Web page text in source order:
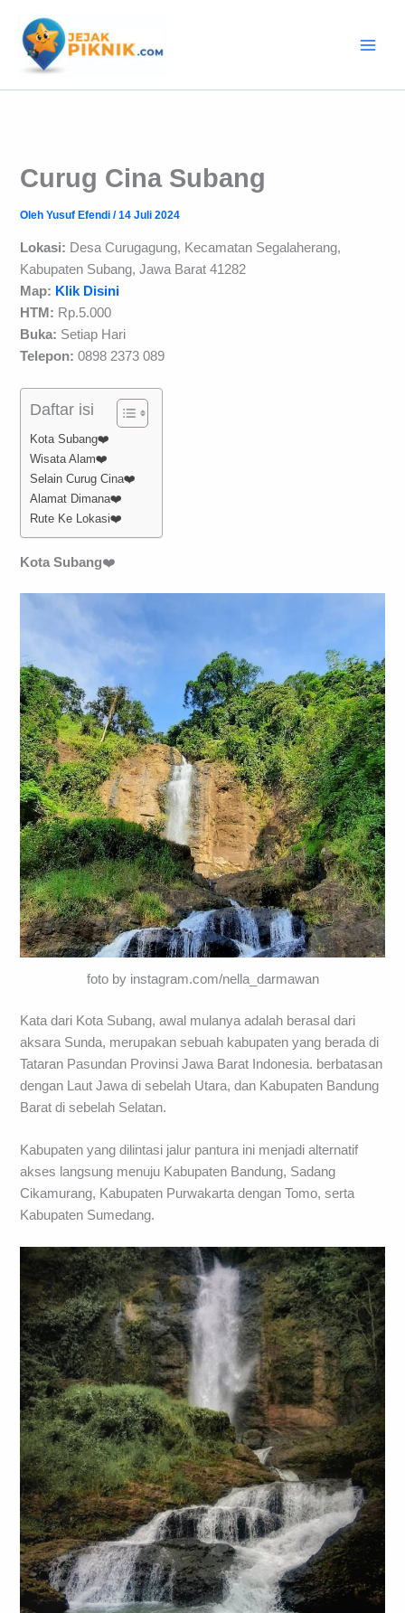
konten
Curug Cina Subang
OlehYusuf Efendi/14 Juli 2024
Lokasi: Desa Curugagung, Kecamatan Segalaherang,
Kabupaten Subang, Jawa Barat 41282
Map: Klik Disini
HTM: Rp.5.000
Buka: Setiap Hari
Telepon: 0898 2373 089
Daftar isi
Kota Subang❤️
Wisata Alam❤️
Selain Curug Cina❤️
Alamat Dimana❤️
Rute Ke Lokasi❤️
Kota Subang❤️
foto by instagram.com/nella_darmawan
Kata dari Kota Subang, awal mulanya adalah berasal dari
aksara Sunda, merupakan sebuah kabupaten yang berada di
Tataran Pasundan Provinsi Jawa Barat Indonesia. berbatasan
dengan Laut Jawa di sebelah Utara, dan Kabupaten Bandung
Barat di sebelah Selatan.
Kabupaten yang dilintasi jalur pantura ini menjadi alternatif
akses langsung menuju Kabupaten Bandung, Sadang
Cikamurang, Kabupaten Purwakarta dengan Tomo, serta
Kabupaten Sumedang.